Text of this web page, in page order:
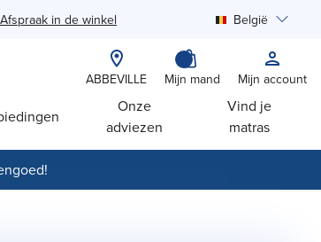
Afspraak in de winkel België
ABBEVILLE Mijn mand Mijn account
Onze
adviezen
Vind je
matras